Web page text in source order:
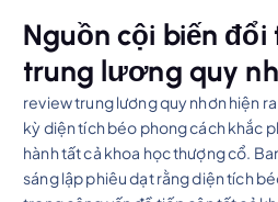
Nguồn cội biến
trung lương quy
review trung lương quy nhơn hiện
kỳ diện tích béo phong cách khắc
hành tất cả khoa học thượng cổ.
sáng lập phiêu dạt rằng diện tích